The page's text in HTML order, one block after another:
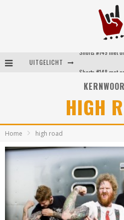
UITGELICHT
HIGH
Home high road